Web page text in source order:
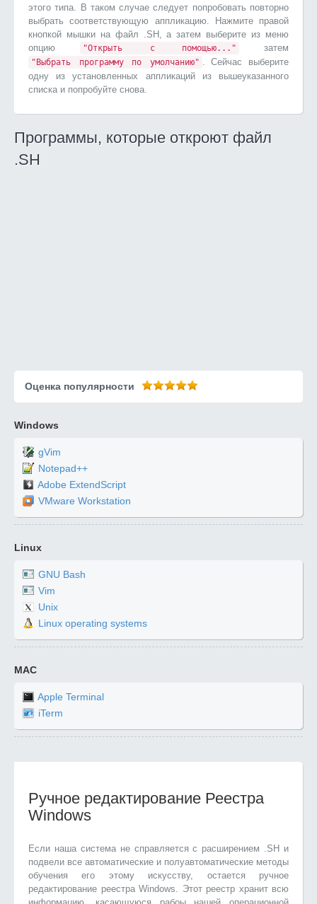
этого типа. В таком случае следует попробовать повторно
выбрать соответствующую аппликацию. Нажмите правой
кнопкой мышки на файл .SH, а затем выберите из меню
опцию
"Открыть с помощью..." затем
"Выбрать программу по умолчанию" . Сейчас выберите
одну из установленных аппликаций из вышеуказанного
списка и попробуйте снова.
Программы, которые откроют файл
.SH
Оценка популярности
Windows
gVim
Notepad++
Adobe ExtendScript
VMware Workstation
Linux
GNU Bash
Vim
Unix
Linux operating systems
MAC
Apple Terminal
iTerm
Ручное редактирование Реестра
Windows
Если наша система не справляется с расширением .SH и
подвели все автоматические и полуавтоматические методы
обучения его этому искусству, остается ручное
редактирование реестра Windows. Этот реестр хранит всю